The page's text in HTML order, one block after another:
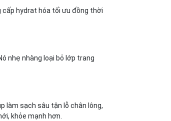
hydrat hóa tối ưu đồng thời
nhẹ nhàng loại bỏ lớp trang
làm sạch sâu tận lỗ chân lông,
khỏe mạnh hơn.